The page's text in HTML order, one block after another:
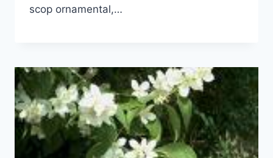
scop ornamental,…